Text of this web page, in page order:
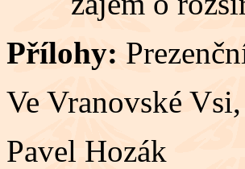
Přílohy:
Ve Vranovské
Pavel Hozák